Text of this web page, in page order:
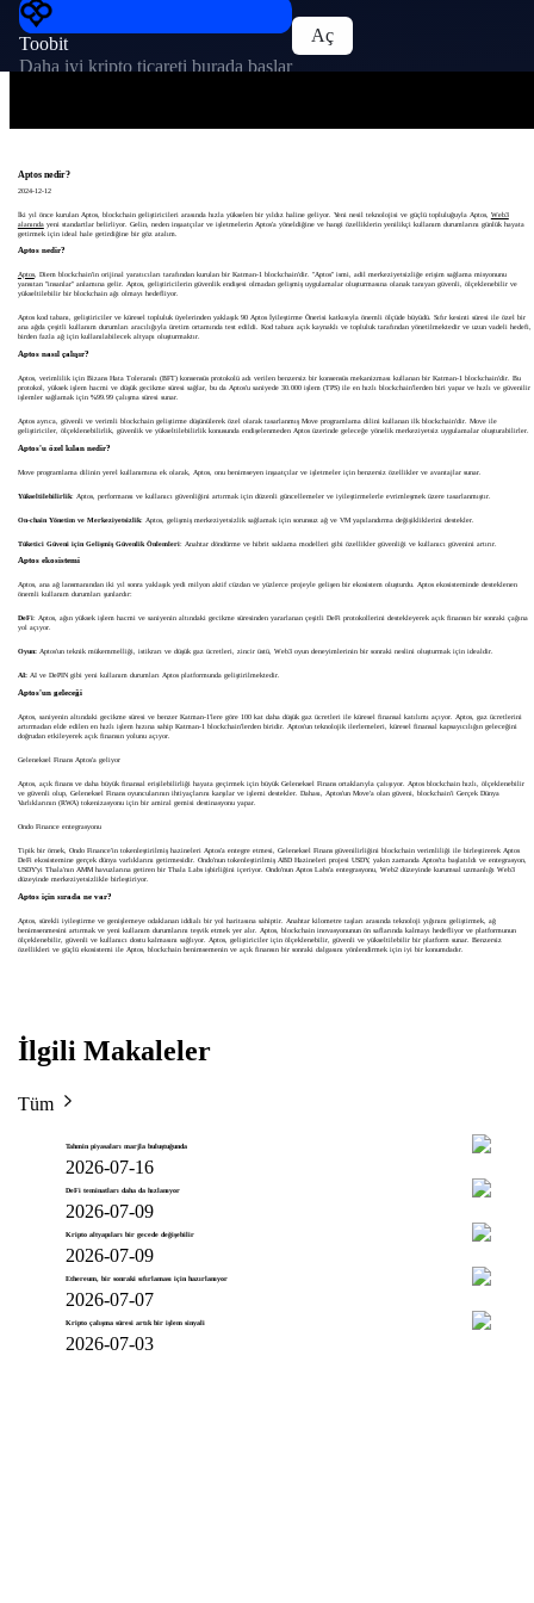
Toobit
Daha iyi kripto ticareti burada başlar
Aç
Aptos nedir?
2024-12-12
İki yıl önce kurulan Aptos, blockchain geliştiricileri arasında hızla yükselen bir yıldız haline geliyor. Yeni nesil teknolojisi ve güçlü topluluğuyla Aptos, Web3
alanındayeni standartlar belirliyor. Gelin, neden inşaatçılar ve işletmelerin Aptos'a yöneldiğine ve hangi özelliklerin yenilikçi kullanım durumlarını günlük hayata
getirmek için ideal hale getirdiğine bir göz atalım.
Aptos nedir?
Aptos, Diem blockchain'in orijinal yaratıcıları tarafından kurulan bir Katman-1 blockchain'dir. "Aptos" ismi, adil merkeziyetsizliğe erişim sağlama misyonunu
yansıtan "insanlar" anlamına gelir. Aptos, geliştiricilerin güvenlik endişesi olmadan gelişmiş uygulamalar oluşturmasına olanak tanıyan güvenli, ölçeklenebilir ve
yükseltilebilir bir blockchain ağı olmayı hedefliyor.
Aptos kod tabanı, geliştiriciler ve küresel topluluk üyelerinden yaklaşık 90 Aptos İyileştirme Önerisi katkısıyla önemli ölçüde büyüdü. Sıfır kesinti süresi ile özel bir
ana ağda çeşitli kullanım durumları aracılığıyla üretim ortamında test edildi. Kod tabanı açık kaynaklı ve topluluk tarafından yönetilmektedir ve uzun vadeli hedefi,
birden fazla ağ için kullanılabilecek altyapı oluşturmaktır.
Aptos nasıl çalışır?
Aptos, verimlilik için Bizans Hata Toleranslı (BFT) konsensüs protokolü adı verilen benzersiz bir konsensüs mekanizması kullanan bir Katman-1 blockchain'dir. Bu
protokol, yüksek işlem hacmi ve düşük gecikme süresi sağlar, bu da Aptos'u saniyede 30.000 işlem (TPS) ile en hızlı blockchain'lerden biri yapar ve hızlı ve güvenilir
işlemler sağlamak için %99.99 çalışma süresi sunar.
Aptos ayrıca, güvenli ve verimli blockchain geliştirme düşünülerek özel olarak tasarlanmış Move programlama dilini kullanan ilk blockchain'dir. Move ile
geliştiriciler, ölçeklenebilirlik, güvenlik ve yükseltilebilirlik konusunda endişelenmeden Aptos üzerinde geleceğe yönelik merkeziyetsiz uygulamalar oluşturabilirler.
Aptos'u özel kılan nedir?
Move programlama dilinin yerel kullanımına ek olarak, Aptos, onu benimseyen inşaatçılar ve işletmeler için benzersiz özellikler ve avantajlar sunar.
Yükseltilebilirlik: Aptos, performansı ve kullanıcı güvenliğini artırmak için düzenli güncellemeler ve iyileştirmelerle evrimleşmek üzere tasarlanmıştır.
On-chain Yönetim ve Merkeziyetsizlik: Aptos, gelişmiş merkeziyetsizlik sağlamak için sorunsuz ağ ve VM yapılandırma değişikliklerini destekler.
Tüketici Güveni için Gelişmiş Güvenlik Önlemleri: Anahtar döndürme ve hibrit saklama modelleri gibi özellikler güvenliği ve kullanıcı güvenini artırır.
Aptos ekosistemi
Aptos, ana ağ lansmanından iki yıl sonra yaklaşık yedi milyon aktif cüzdan ve yüzlerce projeyle gelişen bir ekosistem oluşturdu. Aptos ekosisteminde desteklenen
önemli kullanım durumları şunlardır:
DeFi: Aptos, ağın yüksek işlem hacmi ve saniyenin altındaki gecikme süresinden yararlanan çeşitli DeFi protokollerini destekleyerek açık finansın bir sonraki çağına
yol açıyor.
Oyun: Aptos'un teknik mükemmelliği, istikrarı ve düşük gaz ücretleri, zincir üstü, Web3 oyun deneyimlerinin bir sonraki neslini oluşturmak için idealdir.
AI: AI ve DePIN gibi yeni kullanım durumları Aptos platformunda geliştirilmektedir.
Aptos'un geleceği
Aptos, saniyenin altındaki gecikme süresi ve benzer Katman-1'lere göre 100 kat daha düşük gaz ücretleri ile küresel finansal katılımı açıyor. Aptos, gaz ücretlerini
artırmadan elde edilen en hızlı işlem hızına sahip Katman-1 blockchain'lerden biridir. Aptos'un teknolojik ilerlemeleri, küresel finansal kapsayıcılığın geleceğini
doğrudan etkileyerek açık finansın yolunu açıyor.
Geleneksel Finans Aptos'a geliyor
Aptos, açık finans ve daha büyük finansal erişilebilirliği hayata geçirmek için büyük Geleneksel Finans ortaklarıyla çalışıyor. Aptos blockchain hızlı, ölçeklenebilir
ve güvenli olup, Geleneksel Finans oyuncularının ihtiyaçlarını karşılar ve işlemi destekler. Dahası, Aptos'un Move'a olan güveni, blockchain'i Gerçek Dünya
Varlıklarının (RWA) tokenizasyonu için bir amiral gemisi destinasyonu yapar.
Ondo Finance entegrasyonu
Tipik bir örnek, Ondo Finance'in tokenleştirilmiş hazineleri Aptos'a entegre etmesi, Geleneksel Finans güvenilirliğini blockchain verimliliği ile birleştirerek Aptos
DeFi ekosistemine gerçek dünya varlıklarını getirmesidir. Ondo'nun tokenleştirilmiş ABD Hazineleri projesi USDY, yakın zamanda Aptos'ta başlatıldı ve entegrasyon,
USDY'yi Thala'nın AMM havuzlarına getiren bir Thala Labs işbirliğini içeriyor. Ondo'nun Aptos Labs'a entegrasyonu, Web2 düzeyinde kurumsal uzmanlığı Web3
düzeyinde merkeziyetsizlikle birleştiriyor.
Aptos için sırada ne var?
Aptos, sürekli iyileştirme ve genişlemeye odaklanan iddialı bir yol haritasına sahiptir. Anahtar kilometre taşları arasında teknoloji yığınını geliştirmek, ağ
benimsenmesini artırmak ve yeni kullanım durumlarını teşvik etmek yer alır. Aptos, blockchain inovasyonunun ön saflarında kalmayı hedefliyor ve platformunun
ölçeklenebilir, güvenli ve kullanıcı dostu kalmasını sağlıyor. Aptos, geliştiriciler için ölçeklenebilir, güvenli ve yükseltilebilir bir platform sunar. Benzersiz
özellikleri ve güçlü ekosistemi ile Aptos, blockchain benimsemenin ve açık finansın bir sonraki dalgasını yönlendirmek için iyi bir konumdadır.
İlgili Makaleler
Tüm
Tahmin piyasaları marjla buluştuğunda
2026-07-16
DeFi teminatları daha da hızlanıyor
2026-07-09
Kripto altyapıları bir gecede değişebilir
2026-07-09
Ethereum, bir sonraki sıfırlaması için hazırlanıyor
2026-07-07
Kripto çalışma süresi artık bir işlem sinyali
2026-07-03